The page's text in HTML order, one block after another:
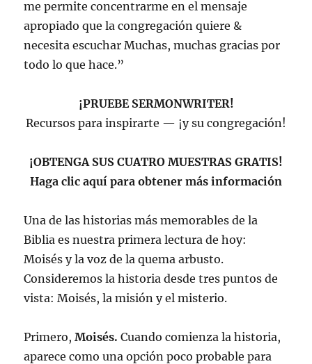
me permite concentrarme en el mensaje
apropiado que la congregación quiere &
necesita escuchar Muchas, muchas gracias por
todo lo que hace.”
¡PRUEBE SERMONWRITER!
Recursos para inspirarte — ¡y su congregación!
¡OBTENGA SUS CUATRO MUESTRAS GRATIS!
Haga clic aquí para obtener más información
Una de las historias más memorables de la
Biblia es nuestra primera lectura de hoy:
Moisés y la voz de la quema arbusto.
Consideremos la historia desde tres puntos de
vista: Moisés, la misión y el misterio.
Primero,Moisés. Cuando comienza la historia,
aparece como una opción poco probable para